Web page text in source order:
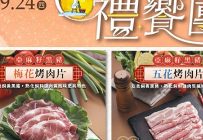
心，介於「麵包」和「餅乾」之間的口感。
版的小餅乾。它最早來自英國蘇格蘭，常搭
康美味的食物~愛自己也愛家人！